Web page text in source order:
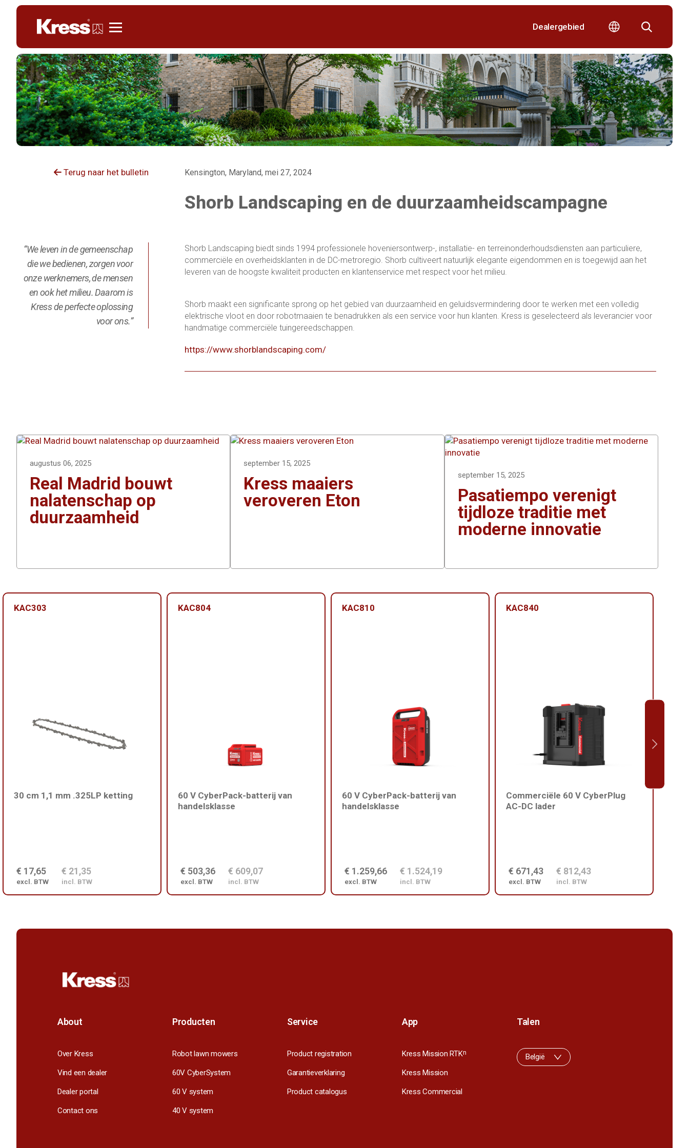
Dealergebied
Terug naar het bulletin Kensington, Maryland, mei 27, 2024
Shorb Landscaping en de duurzaamheidscampagne
“We leven in de gemeenschap
die we bedienen, zorgen voor
onze werknemers, de mensen
en ook het milieu. Daarom is
Kress de perfecte oplossing
voor ons.”
Shorb Landscaping biedt sinds 1994 professionele hoveniersontwerp-, installatie- en terreinonderhoudsdiensten aan particuliere,
commerciële en overheidsklanten in de DC-metroregio. Shorb cultiveert natuurlijk elegante eigendommen en is toegewijd aan het
leveren van de hoogste kwaliteit producten en klantenservice met respect voor het milieu.
Shorb maakt een significante sprong op het gebied van duurzaamheid en geluidsvermindering door te werken met een volledig
elektrische vloot en door robotmaaien te benadrukken als een service voor hun klanten. Kress is geselecteerd als leverancier voor
handmatige commerciële tuingereedschappen.
https://www.shorblandscaping.com/
augustus 06, 2025
Real Madrid bouwt
nalatenschap op
duurzaamheid
september 15, 2025
Kress maaiers
veroveren Eton
september 15, 2025
Pasatiempo verenigt
tijdloze traditie met
moderne innovatie
KAC303
30 cm 1,1 mm .325LP ketting
€ 17,65
excl. BTW
€ 21,35
incl. BTW
KAC804
60 V CyberPack-batterij van
handelsklasse
€ 503,36
excl. BTW
€ 609,07
incl. BTW
KAC810
60 V CyberPack-batterij van
handelsklasse
€ 1.259,66
excl. BTW
€ 1.524,19
incl. BTW
KAC840
Commerciële 60 V CyberPlug
AC-DC lader
€ 671,43
excl. BTW
€ 812,43
incl. BTW
About
Over Kress
Vind een dealer
Dealer portal
Contact ons
Producten
Robot lawn mowers
60V CyberSystem
60 V system
40 V system
Service
Product registration
Garantieverklaring
Product catalogus
App
Kress Mission RTKn
Kress Mission
Kress Commercial
Talen
België